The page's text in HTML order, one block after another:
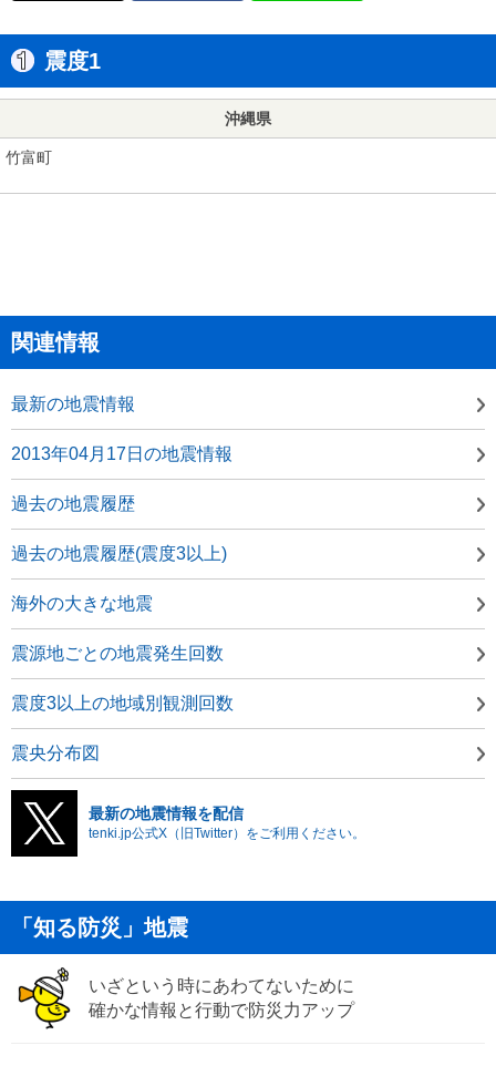
震度1
沖縄県
竹富町
関連情報
最新の地震情報
2013年04月17日の地震情報
過去の地震履歴
過去の地震履歴(震度3以上)
海外の大きな地震
震源地ごとの地震発生回数
震度3以上の地域別観測回数
震央分布図
最新の地震情報を配信
tenki.jp公式X（旧Twitter）をご利用ください。
「知る防災」地震
いざという時にあわてないために
確かな情報と行動で防災力アップ